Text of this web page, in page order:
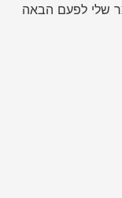
שלי לפעם הבאה